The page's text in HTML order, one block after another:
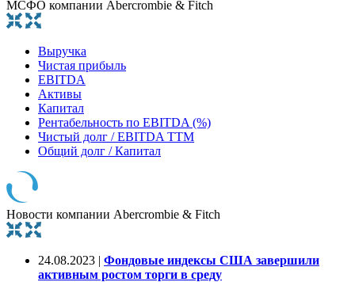
МСФО компании Abercrombie & Fitch
Выручка
Чистая прибыль
EBITDA
Активы
Капитал
Рентабельность по EBITDA (%)
Чистый долг / EBITDA TTM
Общий долг / Капитал
Новости компании Abercrombie & Fitch
24.08.2023 | Фондовые индексы США завершили
активным ростом торги в среду